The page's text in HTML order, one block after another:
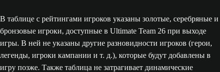
В таблице с рейтингами игроков указаны золотые, серебряные и
бронзовые игроки, доступные в Ultimate Team 26 при выходе
игры. В ней не указаны другие разновидности игроков (герои,
легенды, игроки кампании и т. д.), которые будут добавлены в
игру позже. Также таблица не затрагивает динамические